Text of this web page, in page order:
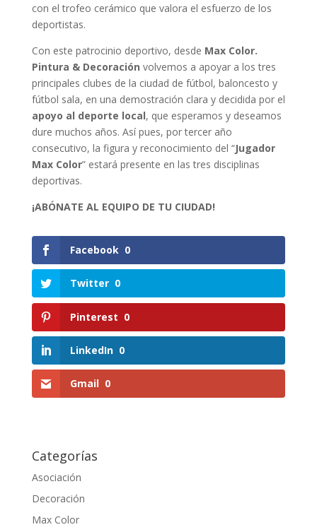
con el trofeo cerámico que valora el esfuerzo de los
deportistas.
Con este patrocinio deportivo, desde Max Color.
Pintura & Decoración volvemos a apoyar a los tres
principales clubes de la ciudad de fútbol, baloncesto y
fútbol sala, en una demostración clara y decidida por el
apoyo al deporte local, que esperamos y deseamos
dure muchos años. Así pues, por tercer año
consecutivo, la figura y reconocimiento del “Jugador
Max Color” estará presente en las tres disciplinas
deportivas.
¡ABÓNATE AL EQUIPO DE TU CIUDAD!
Facebook 0
Twitter 0
Pinterest 0
LinkedIn 0
Gmail 0
Categorías
Asociación
Decoración
Max Color